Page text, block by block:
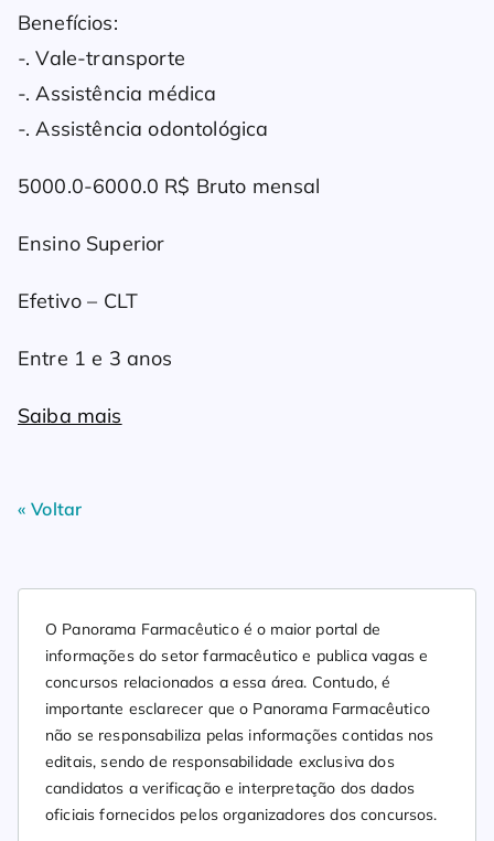
Benefícios:
-. Vale-transporte
-. Assistência médica
-. Assistência odontológica
5000.0-6000.0 R$ Bruto mensal
Ensino Superior
Efetivo – CLT
Entre 1 e 3 anos
Saiba mais
« Voltar
O Panorama Farmacêutico é o maior portal de
informações do setor farmacêutico e publica vagas e
concursos relacionados a essa área. Contudo, é
importante esclarecer que o Panorama Farmacêutico
não se responsabiliza pelas informações contidas nos
editais, sendo de responsabilidade exclusiva dos
candidatos a verificação e interpretação dos dados
oficiais fornecidos pelos organizadores dos concursos.